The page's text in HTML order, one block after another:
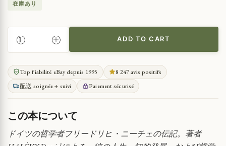
在庫あり
リ
ー
ド
リ
ヒ・
ー
チ
ェ
ADD TO CART
Top fiabilité eBay depuis 1995
8 247 avis positifs
配送 soignée + suivi
Paiement sécurisé
この本について
ドイツの哲学者フリードリヒ・ニーチェの伝記。著者